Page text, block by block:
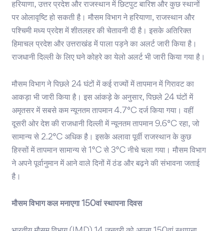
हरियाणा, उत्तर प्रदेश और राजस्थान में छिटपुट बारिश और कुछ स्थानों
पर ओलावृष्टि हो सकती है। मौसम विभाग ने हरियाणा, राजस्थान और
पश्चिमी मध्य प्रदेश में शीतलहर की चेतावनी दी है। इसके अतिरिक्त
हिमाचल प्रदेश और उत्तराखंड में पाला पड़ने का अलर्ट जारी किया है।
राजधानी दिल्ली के लिए घने कोहरे का येलो अलर्ट भी जारी किया गया है।
मौसम विभाग ने पिछले 24 घंटों में कई राज्यों में तापमान में गिरावट का
आकड़ा भी जारी किया है। इस आंकड़े के अनुसार, पिछले 24 घंटों में
अमृतसर में सबसे कम न्यूनतम तापमान 4.7°C दर्ज किया गया। वहीं
दूसरी ओर देश की राजधानी दिल्ली में न्यूनतम तापमान 9.6°C रहा, जो
सामान्य से 2.2°C अधिक है। इसके अलावा पूर्वी राजस्थान के कुछ
हिस्सों में तापमान सामान्य से 1°C से 3°C नीचे चला गया। मौसम विभाग
ने अपने पूर्वानुमान में आने वाले दिनों में ठंड और बढ़ने की संभावना जताई
है।
मौसम विभाग कल मनाएगा 150वां स्थापना दिवस